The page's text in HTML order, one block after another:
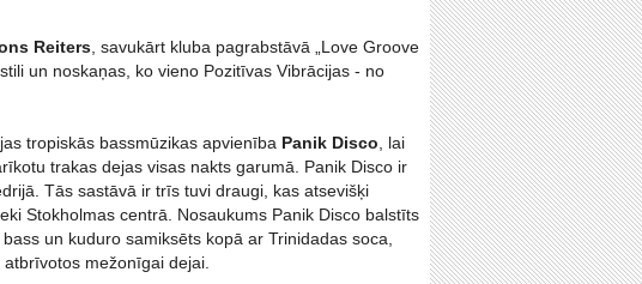
Reiters , savukārt kluba pagrabstāvā „Love Groove
un noskaņas, ko vieno Pozitīvas Vibrācijas - no
tropiskās bassmūzikas apvienība Panik Disco , lai
trakas dejas visas nakts garumā. Panik Disco ir
Tās sastāvā ir trīs tuvi draugi, kas atsevišķi
Stokholmas centrā. Nosaukums Panik Disco balstīts
un kuduro samiksēts kopā ar Trinidadas soca,
mežonīgai dejai.